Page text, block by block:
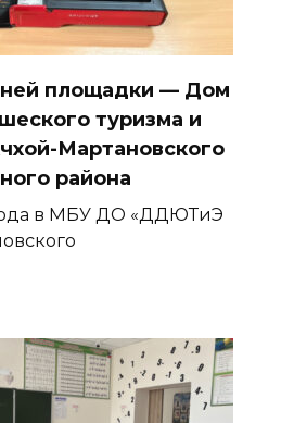
площадки — Дом
туризма и
Мартановского
района
в МБУ ДО «ДДЮТиЭ